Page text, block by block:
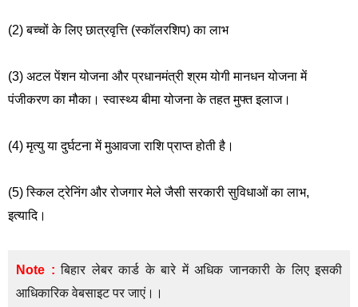
(2) बच्चों के लिए छात्रवृत्ति (स्कॉलरशिप) का लाभ
(3) अटल पेंशन योजना और प्रधानमंत्री श्रम योगी मानधन योजना में
पंजीकरण का मौका। स्वास्थ्य बीमा योजना के तहत मुफ्त इलाज।
(4) मृत्यु या दुर्घटना में मुआवजा राशि प्राप्त होती है।
(5) स्किल ट्रेनिंग और रोजगार मेले जैसी सरकारी सुविधाओं का लाभ,
इत्यादि।
Note : बिहार लेबर कार्ड के बारे में अधिक जानकारी के लिए इसकी
आधिकारिक वेबसाइट पर जाएं।।